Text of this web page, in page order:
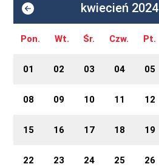
kwiecień 2024
Pon. Wt. Śr. Czw. Pt.
01 02 03 04 05
08 09 10 11 12
15 16 17 18 19
22 23 24 25 26